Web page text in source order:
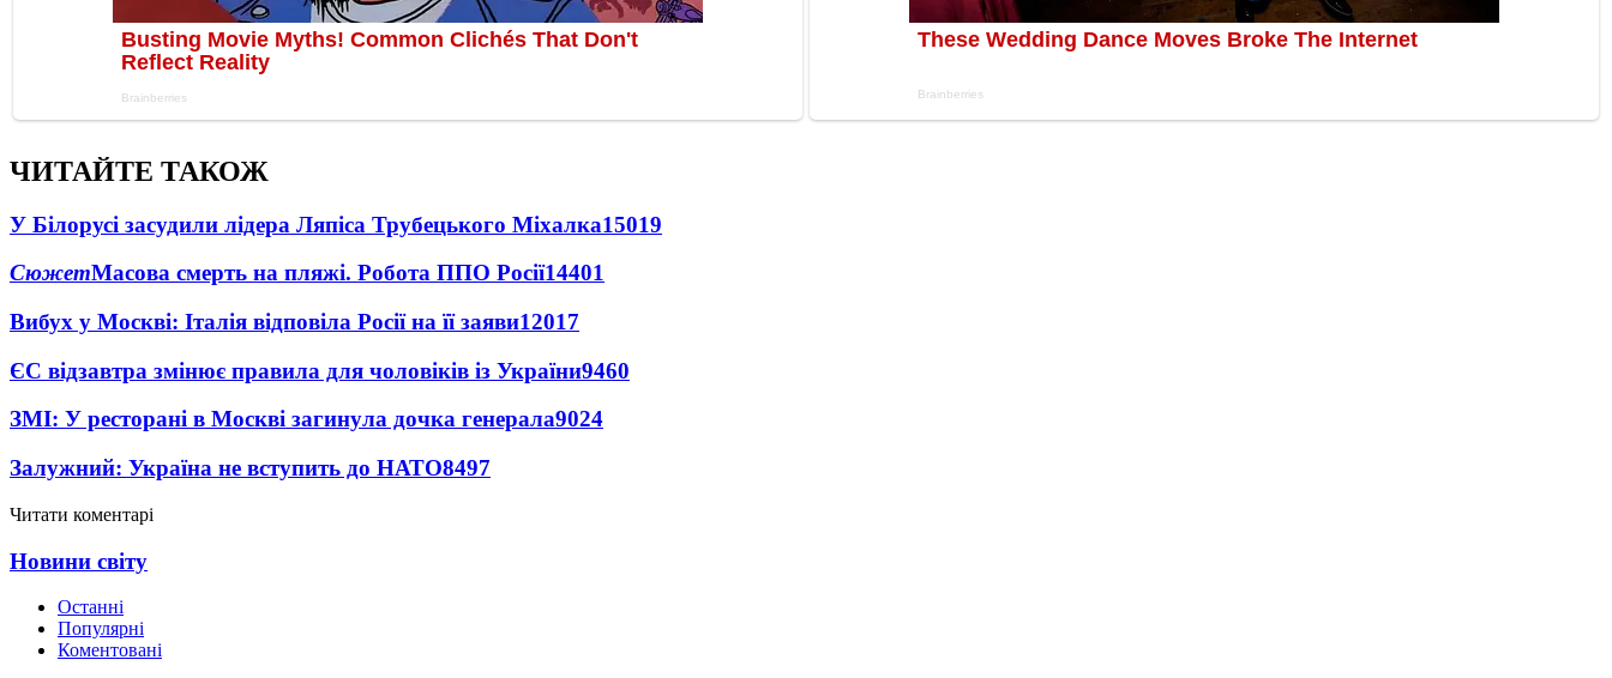
ЧИТАЙТЕ ТАКОЖ
У Білорусі засудили лідера Ляпіса Трубецького Міхалка15019
СюжетМасова смерть на пляжі. Робота ППО Росії14401
Вибух у Москві: Італія відповіла Росії на її заяви12017
ЄС відзавтра змінює правила для чоловіків із України9460
ЗМІ: У ресторані в Москві загинула дочка генерала9024
Залужний: Україна не вступить до НАТО8497
Читати коментарі
Новини світу
Останні
Популярні
Коментовані